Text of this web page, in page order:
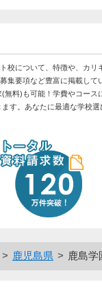
校について、特徴や、カリ
集要項など豊富に掲載して
無料)も可能！学費やコース
す。あなたに最適な学校
鹿児島県 鹿島学